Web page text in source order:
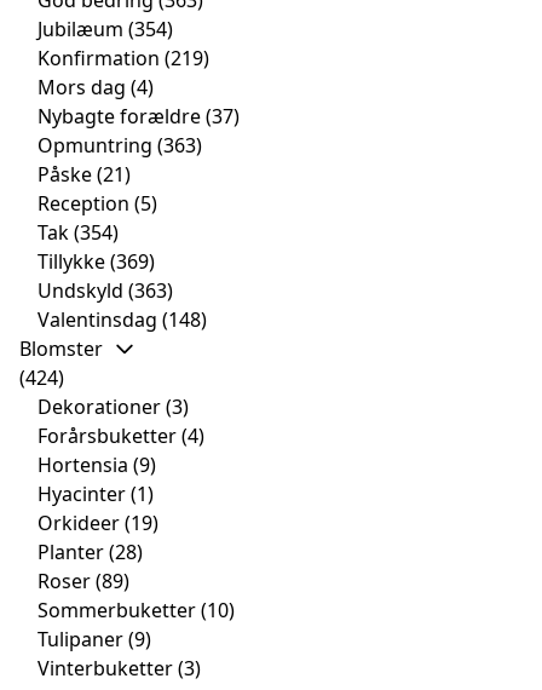
Jubilæum (354)
Konfirmation (219)
Mors dag (4)
Nybagte forældre(37)
Opmuntring (363)
Påske(21)
Reception (5)
Tak(354)
Tillykke(369)
Undskyld (363)
Valentinsdag (148)
Blomster
(424)
Dekorationer(3)
Forårsbuketter(4)
Hortensia (9)
Hyacinter(1)
Orkideer(19)
Planter(28)
Roser(89)
Sommerbuketter(10)
Tulipaner(9)
Vinterbuketter(3)